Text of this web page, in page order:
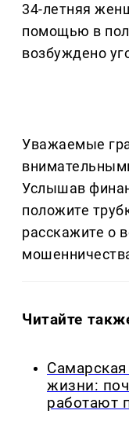
34-летняя
помощью в
возбуждено
Уважаемые
Услышав
положите
расскажите о
Читайте
жизни:
работают